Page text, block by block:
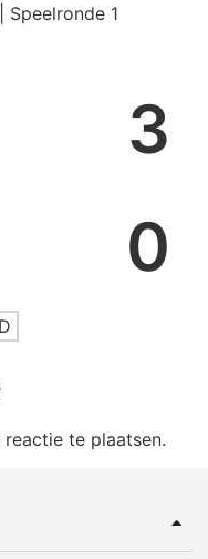
| Speelronde 1
3
0
reactie te plaatsen.